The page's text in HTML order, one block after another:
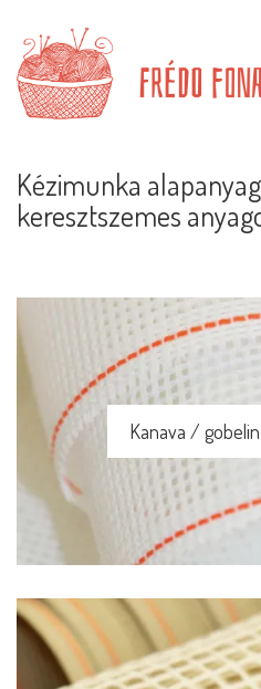
Kézimunka
keresztszemes
Kanava /